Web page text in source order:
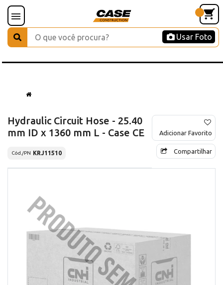
Usar Foto
Hydraulic Circuit Hose - 25.40
mm ID x 1360 mm L - Case CE
Cód./PN KRJ11510
Adicionar Favorito
Compartilhar